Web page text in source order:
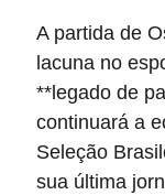
A partida de
lacuna no
**legado de
continuará a
Seleção
sua última